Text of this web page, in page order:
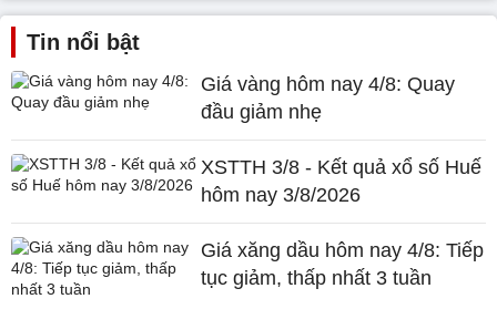
Tin nổi bật
Giá vàng hôm nay 4/8: Quay
đầu giảm nhẹ
XSTTH 3/8 - Kết quả xổ số Huế
hôm nay 3/8/2026
Giá xăng dầu hôm nay 4/8: Tiếp
tục giảm, thấp nhất 3 tuần